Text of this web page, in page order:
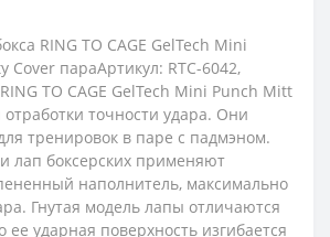
RING TO CAGE GelTech Mini
Cover параАртикул: RTC-6042,
TO CAGE GelTech Mini Punch Mitt
отработки точности удара. Они
тренировок в паре с падмэном.
лап боксерских применяют
наполнитель, максимально
Гнутая модель лапы отличаются
ее ударная поверхность изгибается